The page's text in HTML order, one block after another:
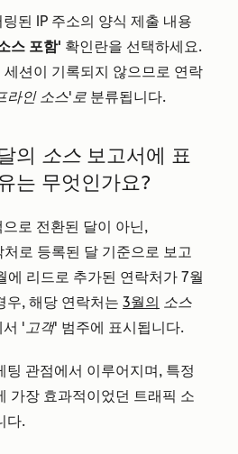
된 IP 주소의 양식 제출 내용
스 포함' 확인란을 선택하세요.
세션이 기록되지 않으므로 연락
라인 소스'로 분류됩니다.
의 소스 보고서에 표
는 무엇인가요?
로 전환된 달이 아닌,
처로 등록된 달 기준으로 보고
에 리드로 추가된 연락처가 7월
우, 해당 연락처는 3월의 소스
'고객' 범주에 표시됩니다.
팅 관점에서 이루어지며, 특정
가장 효과적이었던 트래픽 소
다.